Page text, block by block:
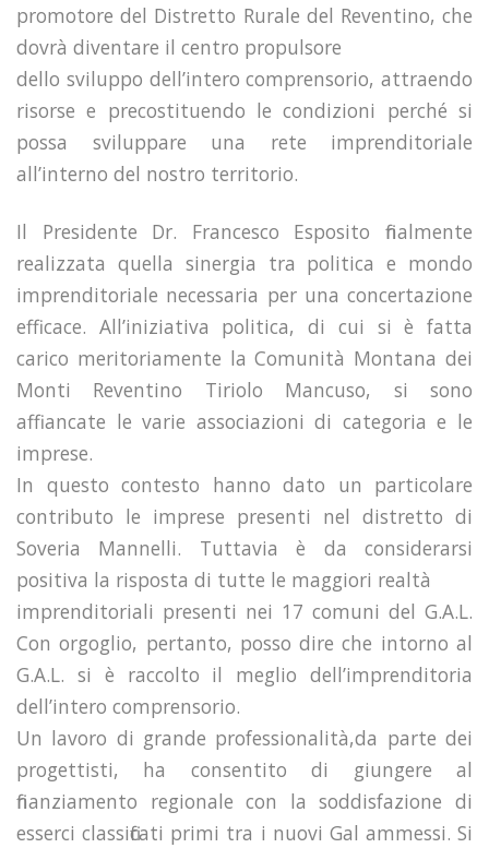
promotore del Distretto Rurale del Reventino, che
dovrà diventare il centro propulsore
dello sviluppo dell’intero comprensorio, attraendo
risorse e precostituendo le condizioni perché si
possa sviluppare una rete imprenditoriale
all’interno del nostro territorio.
Il Presidente Dr. Francesco Esposito finalmente
realizzata quella sinergia tra politica e mondo
imprenditoriale necessaria per una concertazione
efficace. All’iniziativa politica, di cui si è fatta
carico meritoriamente la Comunità Montana dei
Monti Reventino Tiriolo Mancuso, si sono
affiancate le varie associazioni di categoria e le
imprese.
In questo contesto hanno dato un particolare
contributo le imprese presenti nel distretto di
Soveria Mannelli. Tuttavia è da considerarsi
positiva la risposta di tutte le maggiori realtà
imprenditoriali presenti nei 17 comuni del G.A.L.
Con orgoglio, pertanto, posso dire che intorno al
G.A.L. si è raccolto il meglio dell’imprenditoria
dell’intero comprensorio.
Un lavoro di grande professionalità,da parte dei
progettisti, ha consentito di giungere al
finanziamento regionale con la soddisfazione di
esserci classificati primi tra i nuovi Gal ammessi. Si